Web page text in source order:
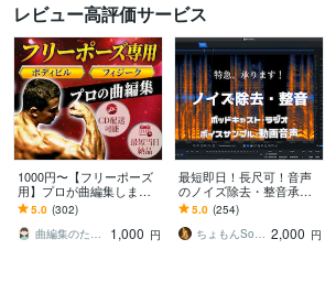
レビュー高評価サービス
1000円〜【フリーポーズ
用】プロが曲編集します
音楽で差が付く！最後の
一音まで美しく、筋肉美
が引き立つ一曲に
5.0 (302)
曲編集のたべたろー
1,000 円
最短即日！長尺可！音声
のノイズ除去・整音承り
ます 全体をかなり細かく
ノイズ除去するためご好
評！幅広く対応します
5.0 (254)
ちょもんSoundStudio 2,000 円